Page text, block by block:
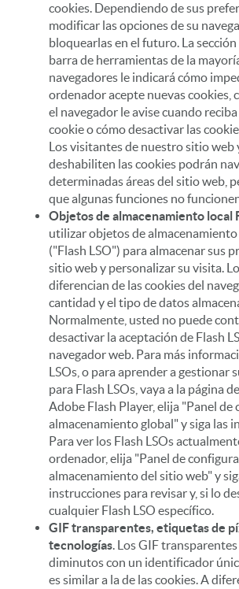
cookies. Dependiendo de sus
modificar las opciones de su
bloquearlas en el futuro. La sección
barra de herramientas de la
navegadores le indicará cómo
ordenador acepte nuevas cookies,
el navegador le avise cuando
cookie o cómo desactivar las
Los visitantes de nuestro sitio web
deshabiliten las cookies podrán
determinadas áreas del sitio web,
que algunas funciones no
Objetos de almacenamiento local
utilizar objetos de almacenamiento
("Flash LSO") para almacenar sus
sitio web y personalizar su visita.
diferencian de las cookies del
cantidad y el tipo de datos
Normalmente, usted no puede
desactivar la aceptación de Flash
navegador web. Para más
LSOs, o para aprender a gestionar
para Flash LSOs, vaya a la página
Adobe Flash Player, elija "Panel de
almacenamiento global" y siga las
Para ver los Flash LSOs
ordenador, elija "Panel de
almacenamiento del sitio web" y
instrucciones para revisar y, si lo
cualquier Flash LSO específico.
GIF transparentes, etiquetas de
tecnologías. Los GIF
diminutos con un identificador
es similar a la de las cookies. A